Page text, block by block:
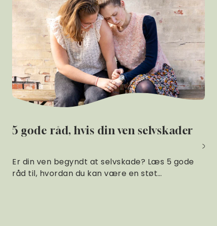
5 gode råd, hvis din ven selvskader
Er din ven begyndt at selvskade? Læs 5 gode
råd til, hvordan du kan være en støt…